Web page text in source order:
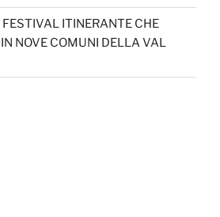
FESTIVAL ITINERANTE CHE
NOVE COMUNI DELLA VAL